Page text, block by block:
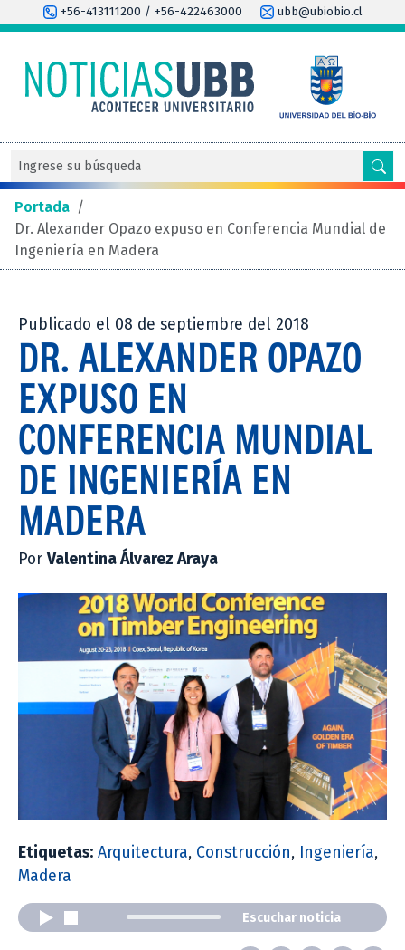
+56-413111200 / +56-422463000 ubb@ubiobio.cl
Portada /
Dr. Alexander Opazo expuso en Conferencia Mundial de
Ingeniería en Madera
Publicado el 08 de septiembre del 2018
DR. ALEXANDER OPAZO
EXPUSO EN
CONFERENCIA MUNDIAL
DE INGENIERÍA EN
MADERA
PorValentina Álvarez Araya
Etiquetas: Arquitectura, Construcción, Ingeniería,
Madera
Escuchar noticia